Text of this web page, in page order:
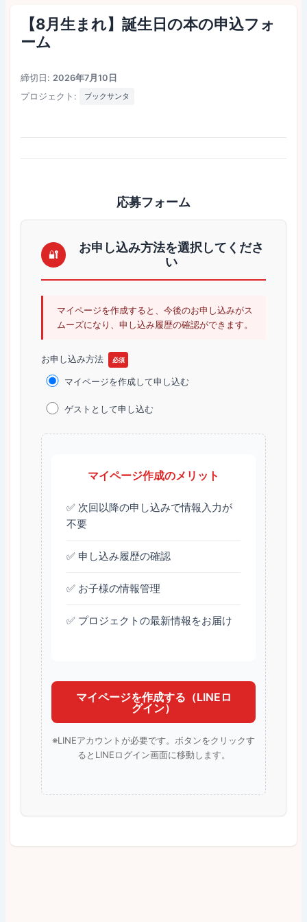
【8月生まれ】誕生日の本の申込フォ
ーム
締切日: 2026年7月10日
プロジェクト:
ブックサンタ
応募フォーム
🔐
お申し込み方法を選択してくださ
い
マイページを作成すると、今後のお申し込みがス
ムーズになり、申し込み履歴の確認ができます。
お申し込み方法 必須
マイページを作成して申し込む
ゲストとして申し込む
マイページ作成のメリット
✅ 次回以降の申し込みで情報入力が
不要
✅ 申し込み履歴の確認
✅ お子様の情報管理
✅ プロジェクトの最新情報をお届け
マイページを作成する（LINEロ
グイン）
※LINEアカウントが必要です。ボタンをクリックす
るとLINEログイン画面に移動します。